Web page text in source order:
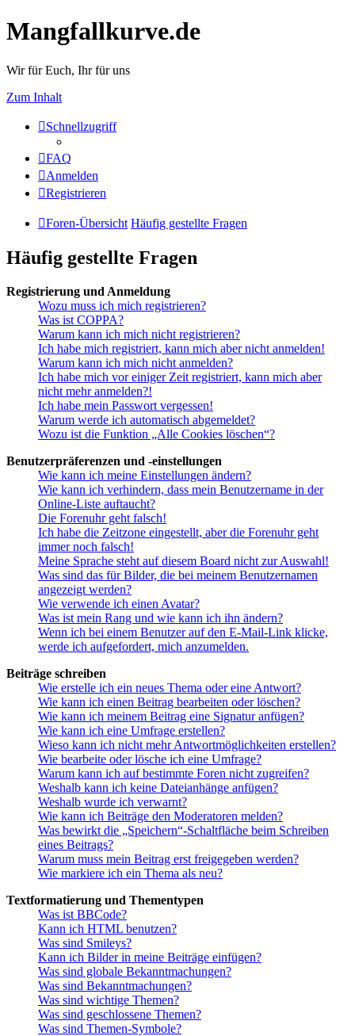
Mangfallkurve.de
Wir für Euch, Ihr für uns
Zum Inhalt
Schnellzugriff
FAQ
Anmelden
Registrieren
Foren-Übersicht Häufig gestellte Fragen
Häufig gestellte Fragen
Registrierung und Anmeldung
Wozu muss ich mich registrieren?
Was ist COPPA?
Warum kann ich mich nicht registrieren?
Ich habe mich registriert, kann mich aber nicht anmelden!
Warum kann ich mich nicht anmelden?
Ich habe mich vor einiger Zeit registriert, kann mich aber
nicht mehr anmelden?!
Ich habe mein Passwort vergessen!
Warum werde ich automatisch abgemeldet?
Wozu ist die Funktion „Alle Cookies löschen“?
Benutzerpräferenzen und -einstellungen
Wie kann ich meine Einstellungen ändern?
Wie kann ich verhindern, dass mein Benutzername in der
Online-Liste auftaucht?
Die Forenuhr geht falsch!
Ich habe die Zeitzone eingestellt, aber die Forenuhr geht
immer noch falsch!
Meine Sprache steht auf diesem Board nicht zur Auswahl!
Was sind das für Bilder, die bei meinem Benutzernamen
angezeigt werden?
Wie verwende ich einen Avatar?
Was ist mein Rang und wie kann ich ihn ändern?
Wenn ich bei einem Benutzer auf den E-Mail-Link klicke,
werde ich aufgefordert, mich anzumelden.
Beiträge schreiben
Wie erstelle ich ein neues Thema oder eine Antwort?
Wie kann ich einen Beitrag bearbeiten oder löschen?
Wie kann ich meinem Beitrag eine Signatur anfügen?
Wie kann ich eine Umfrage erstellen?
Wieso kann ich nicht mehr Antwortmöglichkeiten erstellen?
Wie bearbeite oder lösche ich eine Umfrage?
Warum kann ich auf bestimmte Foren nicht zugreifen?
Weshalb kann ich keine Dateianhänge anfügen?
Weshalb wurde ich verwarnt?
Wie kann ich Beiträge den Moderatoren melden?
Was bewirkt die „Speichern“-Schaltfläche beim Schreiben
eines Beitrags?
Warum muss mein Beitrag erst freigegeben werden?
Wie markiere ich ein Thema als neu?
Textformatierung und Thementypen
Was ist BBCode?
Kann ich HTML benutzen?
Was sind Smileys?
Kann ich Bilder in meine Beiträge einfügen?
Was sind globale Bekanntmachungen?
Was sind Bekanntmachungen?
Was sind wichtige Themen?
Was sind geschlossene Themen?
Was sind Themen-Symbole?